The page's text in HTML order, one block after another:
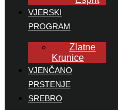
VJERSKI
PROGRAM
Zlatne
Krunice
VJENČANO
PRSTENJE
SREBRO